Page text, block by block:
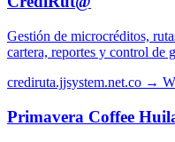
Gestión de microcréditos,
cartera, reportes y control de
crediruta.jjsystem.net.co →
Primavera Coffee